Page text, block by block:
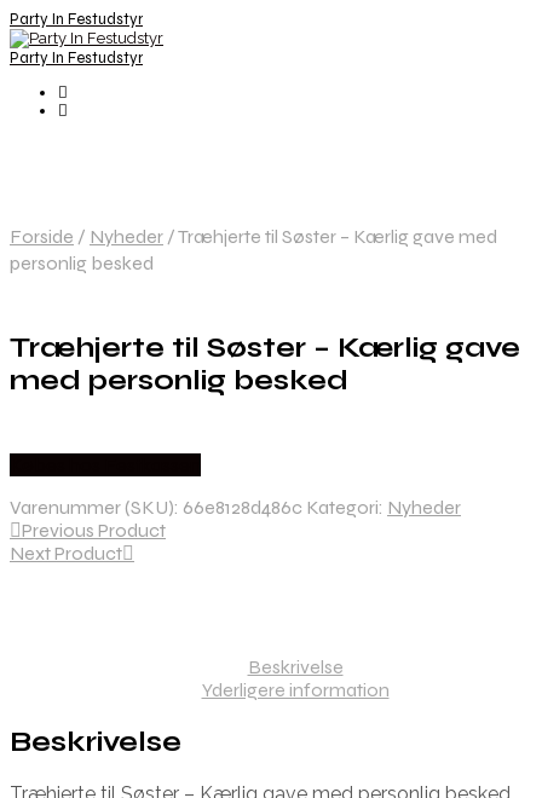
Party In Festudstyr
Party In Festudstyr
Forside / Nyheder /Træhjerte til Søster – Kærlig gave med
personlig besked
Træhjerte til Søster – Kærlig gave
med personlig besked
Varenummer (SKU): 66e8128d486c Kategori: Nyheder
Previous Product
Next Product
Beskrivelse
Yderligere information
Beskrivelse
Træhjerte til Søster – Kærlig gave med personlig besked